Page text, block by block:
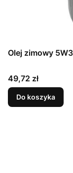
Olej zimowy
Cena
49,72 zł
Do koszyka